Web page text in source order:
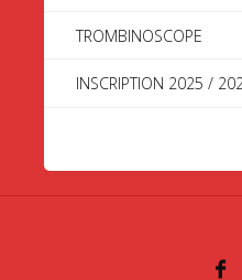
TROMBINOSCOPE
INSCRIPTION 2025 /